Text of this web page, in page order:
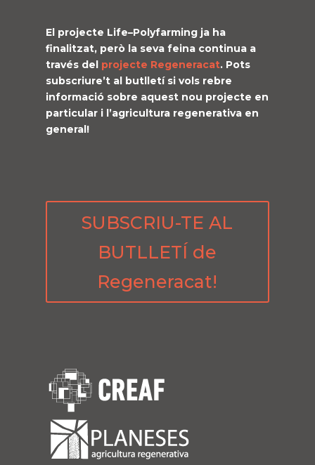
El projecte Life–Polyfarmingja ha
finalitzat, però la seva feina continua a
través del projecte Regeneracat. Pots
subscriure’t al butlletí si vols rebre
informació sobre aquest nou projecte en
particular i l’agricultura regenerativa en
general!
SUBSCRIU-TE AL
BUTLLETÍ de
Regeneracat!